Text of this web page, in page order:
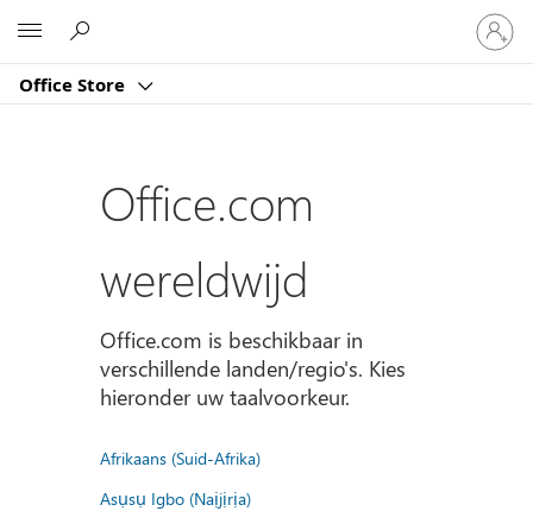
Office Store
Meld
je
aan
je
Office.com
wereldwijd
Office.com is beschikbaar in
verschillende landen/regio's. Kies
hieronder uw taalvoorkeur.
Afrikaans (Suid-Afrika)
Asụsụ Igbo (Naịjịrịa)